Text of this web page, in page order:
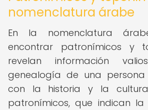
nomenclatura árabe
En la nomenclatura
encontrar patronímicos y
revelan información
genealogía de una persona
con la historia y la cultura
patronímicos, que indican